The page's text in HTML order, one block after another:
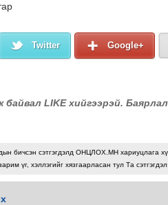
Twitter Google+
байвал LIKE хийгээрэй.
бичсэн сэтгэгдэлд ОНЦЛОХ.МН хариуцлага
үг, хэллэгийг хязгаарласан тул Та